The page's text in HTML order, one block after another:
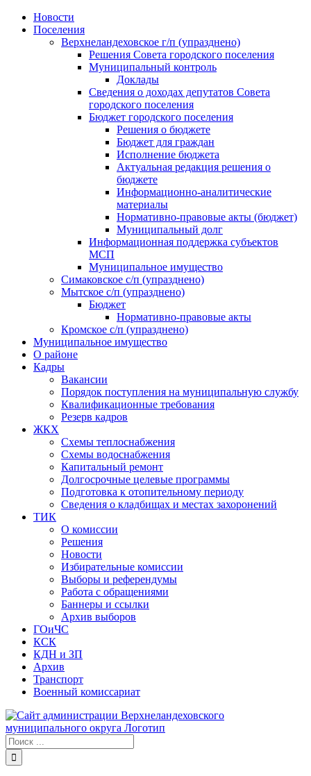
Skip
Новости
Поселения
Верхнеландеховское г/п (упразднено)
Решения Совета городского поселения
Муниципальный контроль
Доклады
Сведения о доходах депутатов Совета
городского поселения
Бюджет городского поселения
Решения о бюджете
Бюджет для граждан
Исполнение бюджета
Актуальная редакция решения о
бюджете
Информационно-аналитические
материалы
Нормативно-правовые акты (бюджет)
Муниципальный долг
Информационная поддержка субъектов
МСП
Муниципальное имущество
Симаковское с/п (упразднено)
Мытское с/п (упразднено)
Бюджет
Нормативно-правовые акты
Кромское с/п (упразднено)
Муниципальное имущество
О районе
Кадры
Вакансии
Порядок поступления на муниципальную службу
Квалификационные требования
Резерв кадров
ЖКХ
Схемы теплоснабжения
Схемы водоснабжения
Капитальный ремонт
Долгосрочные целевые программы
Подготовка к отопительному периоду
Сведения о кладбищах и местах захоронений
ТИК
О комиссии
Решения
Новости
Избирательные комиссии
Выборы и референдумы
Работа с обращениями
Баннеры и ссылки
Архив выборов
ГОиЧС
КСК
КДН и ЗП
Архив
Транспорт
Военный комиссариат
Результат
поиска: